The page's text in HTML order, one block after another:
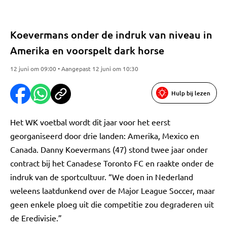
Koevermans onder de indruk van niveau in
Amerika en voorspelt dark horse
12 juni om 09:00 • Aangepast 12 juni om 10:30
Hulp bij lezen
Het WK voetbal wordt dit jaar voor het eerst
georganiseerd door drie landen: Amerika, Mexico en
Canada. Danny Koevermans (47) stond twee jaar onder
contract bij het Canadese Toronto FC en raakte onder de
indruk van de sportcultuur. “We doen in Nederland
weleens laatdunkend over de Major League Soccer, maar
geen enkele ploeg uit die competitie zou degraderen uit
de Eredivisie.”